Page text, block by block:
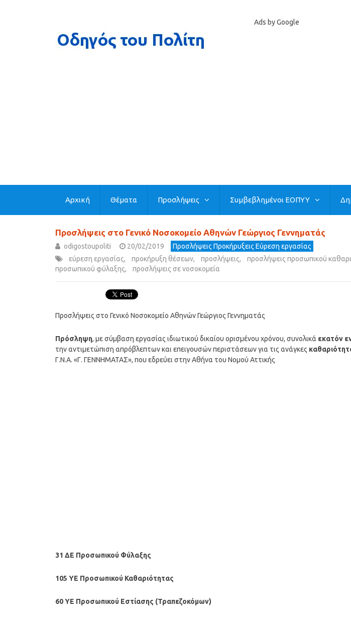
Ads by Google
Αρχική Θέματα Προσλήψεις Συμβεβλημένοι ΕΟΠΥΥ
Προσλήψεις στο Γενικό Νοσοκομείο Αθηνών Γεώργιος Γεννηματάς
odigostoupoliti 20/02/2019
Προσλήψεις Προκήρυξεις Εύρεση εργασίας
εύρεση εργασίας, προκήρυξη θέσεων, προσλήψεις, προσλήψεις προσωπικού
προσωπικού φύλαξης, προσλήψεις σε νοσοκομεία
Προσλήψεις στο Γενικό Νοσοκομείο Αθηνών Γεώργιος Γεννηματάς
Πρόσληψη, με σύμβαση εργασίας ιδιωτικού δικαίου ορισμένου χρόνου, συνολικά εκατόν
την αντιμετώπιση απρόβλεπτων και επειγουσών περιστάσεων για τις ανάγκες
Γ.Ν.Α. «Γ. ΓΕΝΝΗΜΑΤΑΣ», που εδρεύει στην Αθήνα του Νομού Αττικής
31 ΔΕ Προσωπικού Φύλαξης
105 ΥΕ Προσωπικού Καθαριότητας
60 ΥΕ Προσωπικού Εστίασης (Τραπεζοκόμων)